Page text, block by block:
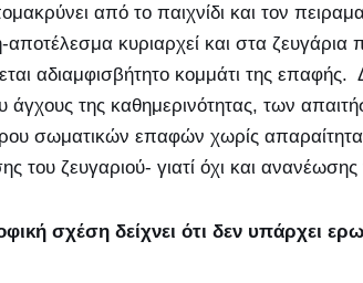
από το παιχνίδι και τον
κυριαρχεί και στα
αδιαμφισβήτητο κομμάτι της
της καθημερινότητας, των
σωματικών επαφών χωρίς απαραίτητα
ζευγαριού- γιατί όχι και ανανέωσης
σχέση δείχνει ότι δεν υπάρχει